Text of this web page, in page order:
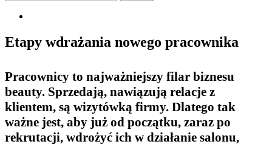
Etapy wdrażania nowego pracownika
Pracownicy to najważniejszy filar biznesu
beauty. Sprzedają, nawiązują relacje z
klientem, są wizytówką firmy. Dlatego tak
ważne jest, aby już od początku, zaraz po
rekrutacji, wdrożyć ich w działanie salonu,